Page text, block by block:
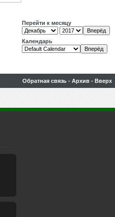
Перейти к месяцу
Календарь
Обратная связь - Архив - Вверх